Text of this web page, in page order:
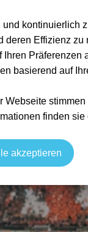
kontinuierlich
deren Effizienz zu
Präferenzen
basierend auf
Webseite
finden
akzeptieren